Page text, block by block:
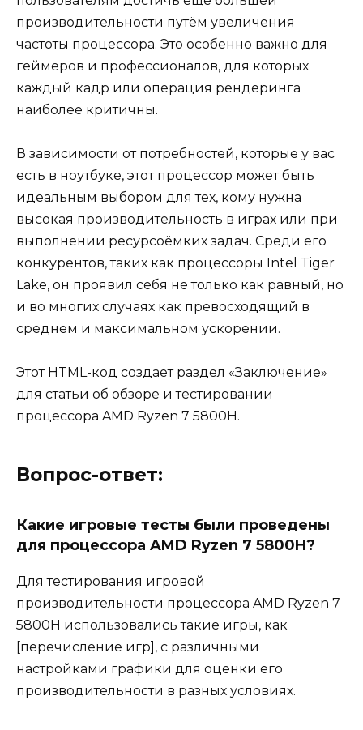
производительности путём увеличения
частоты процессора. Это особенно важно для
геймеров и профессионалов, для которых
каждый кадр или операция рендеринга
наиболее критичны.
В зависимости от потребностей, которые у вас
есть в ноутбуке, этот процессор может быть
идеальным выбором для тех, кому нужна
высокая производительность в играх или при
выполнении ресурсоёмких задач. Среди его
конкурентов, таких как процессоры Intel Tiger
Lake, он проявил себя не только как равный, но
и во многих случаях как превосходящий в
среднем и максимальном ускорении.
Этот HTML-код создает раздел «Заключение»
для статьи об обзоре и тестировании
процессора AMD Ryzen 7 5800H.
Вопрос-ответ:
Какие игровые тесты были проведены
для процессора AMD Ryzen 7 5800H?
Для тестирования игровой
производительности процессора AMD Ryzen 7
5800H использовались такие игры, как
[перечисление игр], с различными
настройками графики для оценки его
производительности в разных условиях.